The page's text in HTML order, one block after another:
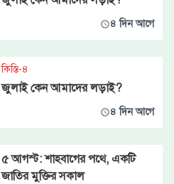
৪ দিন আগে
কিস্তি-৪
জুলাই কেন আমাদের লড়াই?
৪ দিন আগে
৫ আগস্ট: শাহবাগের পথে, একটি
জাতির মুক্তির সকাল